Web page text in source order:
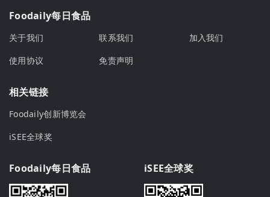
Foodaily每日食品
关于我们 联系我们
加入我们
使用协议
免责声明
相关链接
Foodaily创新博览会
iSEE全球奖
Foodaily每日食品 iSEE全球奖